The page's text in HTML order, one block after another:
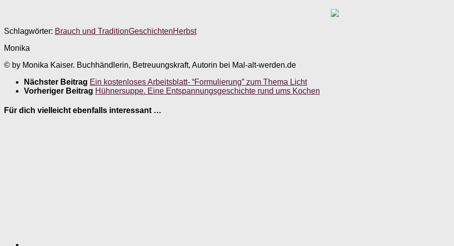
Schlagwörter: Brauch und TraditionGeschichtenHerbst
Monika
© by Monika Kaiser. Buchhändlerin, Betreuungskraft, Autorin bei Mal-alt-werden.de
Nächster Beitrag Ein kostenloses Arbeitsblatt- “Formulierung” zum Thema Licht
Vorheriger Beitrag Hühnersuppe. Eine Entspannungsgeschichte rund ums Kochen
Für dich vielleicht ebenfalls interessant …